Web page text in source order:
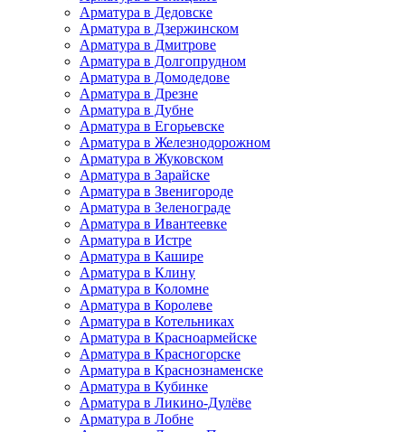
Арматура в Дедовске
Арматура в Дзержинском
Арматура в Дмитрове
Арматура в Долгопрудном
Арматура в Домодедове
Арматура в Дрезне
Арматура в Дубне
Арматура в Егорьевске
Арматура в Железнодорожном
Арматура в Жуковском
Арматура в Зарайске
Арматура в Звенигороде
Арматура в Зеленограде
Арматура в Ивантеевке
Арматура в Истре
Арматура в Кашире
Арматура в Клину
Арматура в Коломне
Арматура в Королеве
Арматура в Котельниках
Арматура в Красноармейске
Арматура в Красногорске
Арматура в Краснознаменске
Арматура в Кубинке
Арматура в Ликино-Дулёве
Арматура в Лобне